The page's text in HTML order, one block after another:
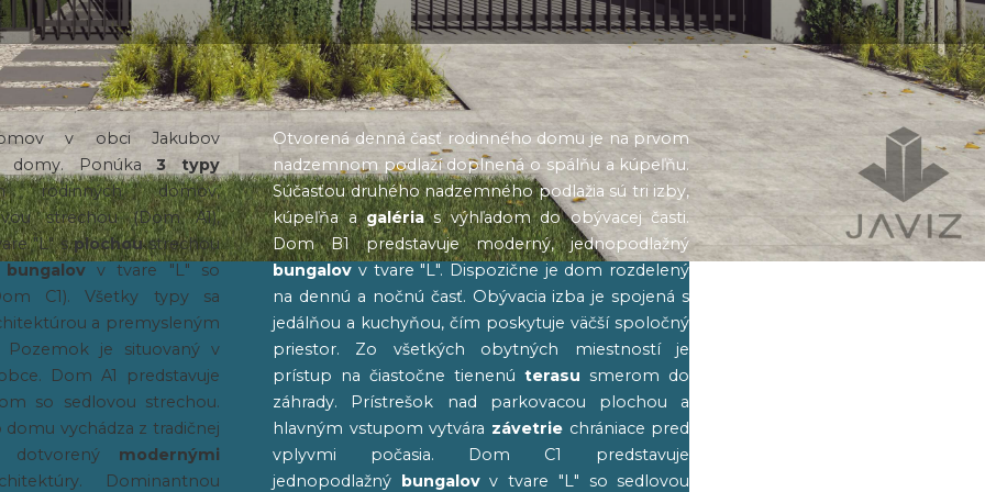
v obci Jakubov
domy. Ponúka3 typy
rodinných domov,
strechou (Dom A1),
"L" splochoustrechou
bungalovv tvare "L" so
C1). Všetky typy sa
a premysleným
Pozemok je situovaný v
Dom A1 predstavuje
so sedlovou strechou.
vychádza z tradičnej
dotvorený modernými
Dominantnou
Otvorená denná časť rodinného domu je na prvom
nadzemnom podlaží doplnená o spálňu a kúpeľňu.
Súčasťou druhého nadzemného podlažia sú tri izby,
kúpeľňa agalérias výhľadom do obývacej časti.
Dom B1 predstavuje moderný, jednopodlažný
bungalov v tvare "L". Dispozične je dom rozdelený
na dennú a nočnú časť. Obývacia izba je spojená s
jedálňou a kuchyňou, čím poskytuje väčší spoločný
priestor. Zo všetkých obytných miestností je
prístup na čiastočne tienenúterasu smerom do
záhrady. Prístrešok nad parkovacou plochou a
hlavným vstupom vytvára závetriechrániace pred
vplyvmi počasia. Dom C1 predstavuje
jednopodlažný bungalovv tvare "L" so sedlovou